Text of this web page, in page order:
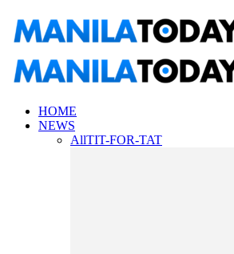
HOME
NEWS
AllTIT-FOR-TAT